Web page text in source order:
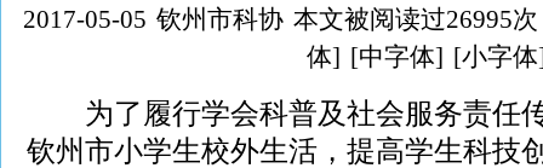
2017-05-05 钦州市科协 本文被阅读过26995次
体] [中字体] [小字
为了履行学会科普及社会服务责任
钦州市小学生校外生活，提高学生科技